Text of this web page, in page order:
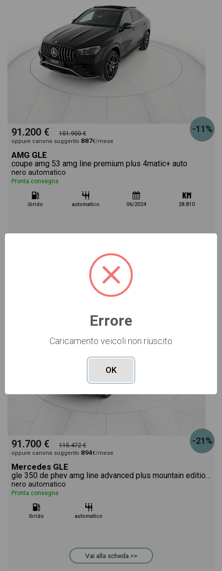
-11%
91.200 € 101.900 €
oppure canone suggerito 887€/mese
AMG GLE
coupe amg 53 amg line premium plus 4matic+ auto
nero automatico
Pronta consegna
ibrido automatico 06/2024 28.810
NUOVO Cod. 001N363335
-21%
91.700 € 115.472 €
oppure canone suggerito 894€/mese
Mercedes GLE
gle 350 de phev amg line advanced plus mountain edition 4matic auto
nero automatico
Pronta consegna
ibrido automatico
Vai alla scheda >>
Errore
Caricamento veicoli non riuscito
OK